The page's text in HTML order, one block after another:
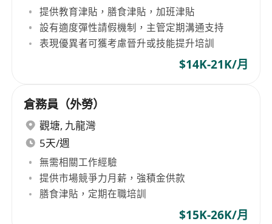
提供教育津貼，膳食津貼，加班津貼
設有適度彈性請假機制，主管定期溝通支持
表現優異者可獲考慮晉升或技能提升培訓
$14K-21K/月
倉務員（外勞）
觀塘, 九龍灣
5天/週
無需相關工作經驗
提供市場競爭力月薪，強積金供款
膳食津貼，定期在職培訓
$15K-26K/月